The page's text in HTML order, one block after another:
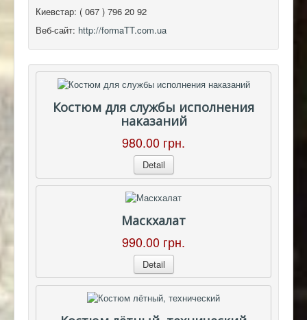
Киевстар: ( 067 ) 796 20 92
Веб-сайт: http://formaTT.com.ua
Костюм для службы исполнения
наказаний
980.00 грн.
Detail
Маскхалат
990.00 грн.
Detail